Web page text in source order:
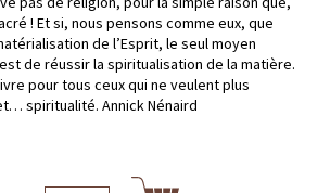
! Et si, nous pensons comme eux, que
de l’Esprit, le seul moyen
de réussir la spiritualisation de la matière.
pour tous ceux qui ne veulent plus
spiritualité. Annick Nénaird